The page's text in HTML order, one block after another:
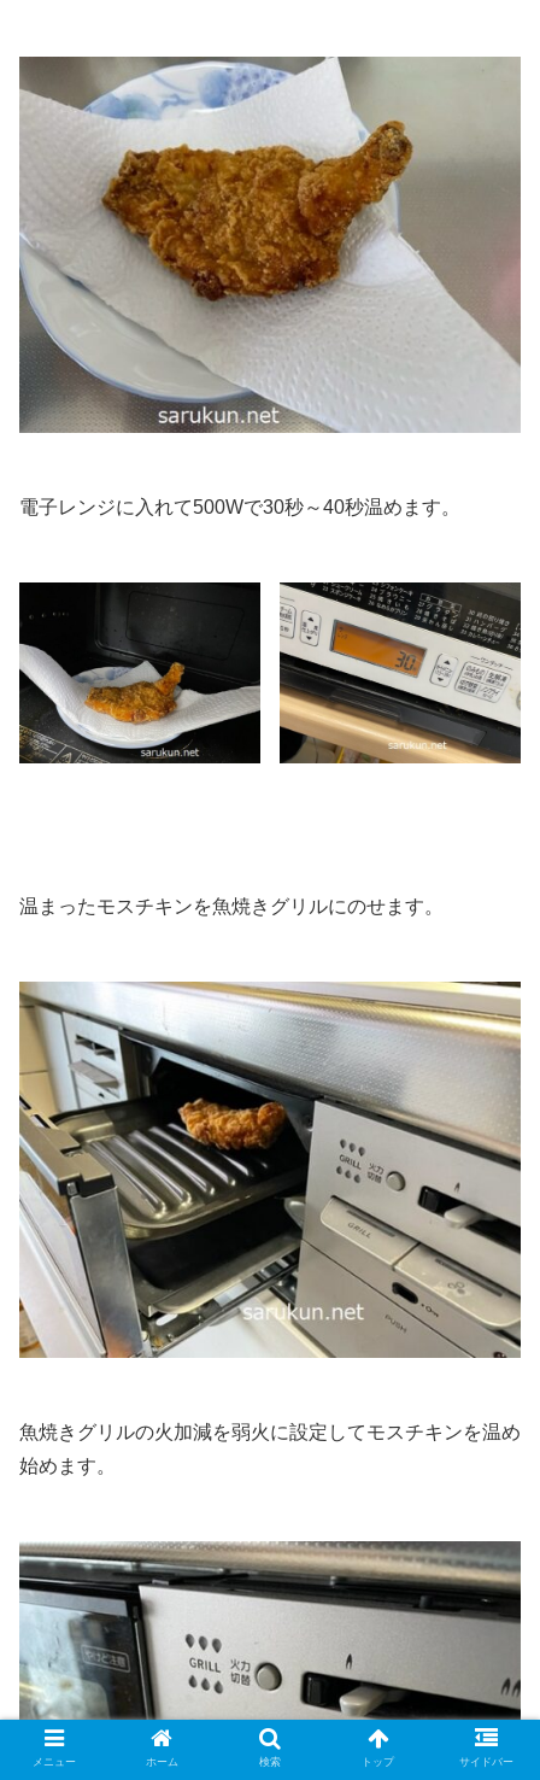
電子レンジに入れて500Wで30秒～40秒温めます。
温まったモスチキンを魚焼きグリルにのせます。
魚焼きグリルの火加減を弱火に設定してモスチキンを温め
始めます。
メニュー ホーム 検索 トップ サイドバー